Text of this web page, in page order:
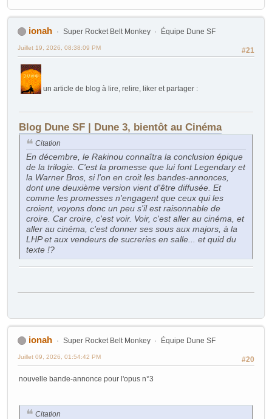
ionah Super Rocket Belt Monkey Équipe Dune SF
#21
Juillet 19, 2026, 08:38:09 PM
un article de blog à lire, relire, liker et partager :
Blog Dune SF | Dune 3, bientôt au Cinéma
Citation
En décembre, le Rakinou connaîtra la conclusion épique
de la trilogie. C'est la promesse que lui font Legendary et
la Warner Bros, si l'on en croit les bandes-annonces,
dont une deuxième version vient d'être diffusée. Et
comme les promesses n'engagent que ceux qui les
croient, voyons donc un peu s'il est raisonnable de
croire. Car croire, c'est voir. Voir, c'est aller au cinéma, et
aller au cinéma, c'est donner ses sous aux majors, à la
LHP et aux vendeurs de sucreries en salle... et quid du
texte !?
ionah Super Rocket Belt Monkey Équipe Dune SF
#20
Juillet 09, 2026, 01:54:42 PM
nouvelle bande-annonce pour l'opus n°3
Citation